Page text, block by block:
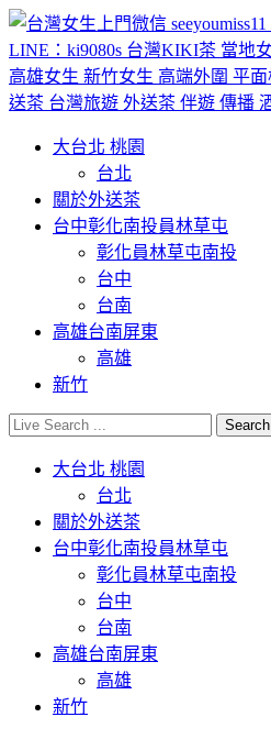
大台北 桃園
台北
關於外送茶
台中彰化南投員林草屯
彰化員林草屯南投
台中
台南
高雄台南屏東
高雄
新竹
大台北 桃園
台北
關於外送茶
台中彰化南投員林草屯
彰化員林草屯南投
台中
台南
高雄台南屏東
高雄
新竹